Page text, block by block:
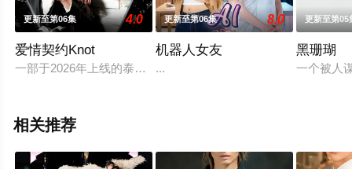
更新至第06集 4.0
爱情契约Knot
一部于2026年上线的泰国/泰语/LGBT/爱情/都市/霸道总裁电视剧
更新至第06集 8.0
机器人女友
...
更新至第05
黑珊瑚
一个被人
相关推荐